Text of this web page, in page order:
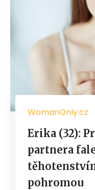
WomanOnly.cz
Erika (32):
partnera
pohromou